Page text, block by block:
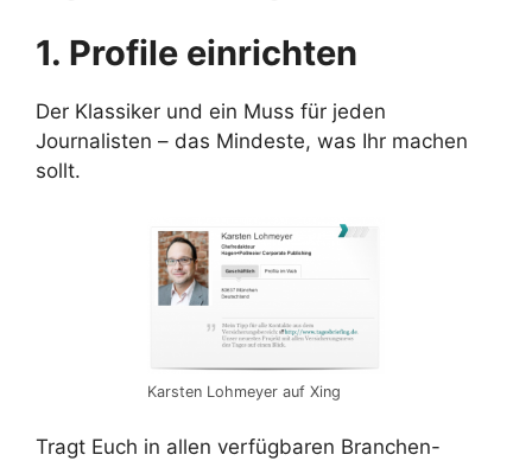
1. Profile einrichten
Der Klassiker und ein Muss für jeden
Journalisten – das Mindeste, was Ihr machen
sollt.
Karsten Lohmeyer auf Xing
Tragt Euch in allen verfügbaren Branchen-